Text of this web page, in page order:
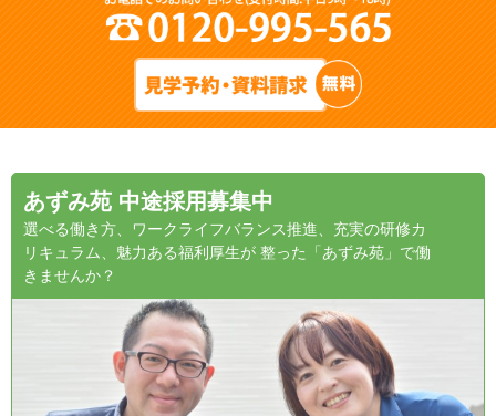
あずみ苑 中途採用募集中
選べる働き方、ワークライフバランス推進、充実の研修カ
リキュラム、魅力ある福利厚生が 整った「あずみ苑」で働
きませんか？